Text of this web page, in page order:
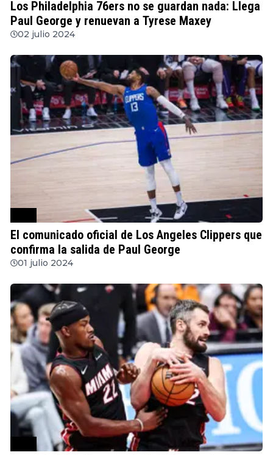
Los Philadelphia 76ers no se guardan nada: Llega
Paul George y renuevan a Tyrese Maxey
02 julio 2024
El comunicado oficial de Los Angeles Clippers que
confirma la salida de Paul George
01 julio 2024